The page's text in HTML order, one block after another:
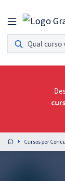
Assinatura
Acesso a todos os
Assinatura
Acesso ilimitado a
Preparação
residências em
Cursos por